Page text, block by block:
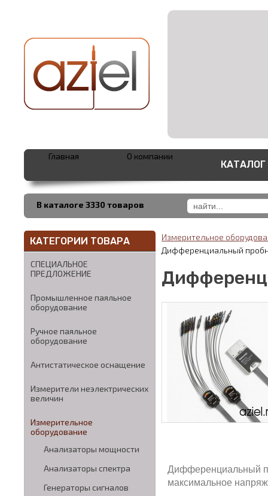
В каталоге 3330 товаров
Главная О компании
КАТАЛОГ
КАТЕГОРИИ ТОВАРА
СПЕЦИАЛЬНОЕ
ПРЕДЛОЖЕНИЕ
Промышленное паяльное
оборудование
Ручное паяльное
оборудование
Антистатическое оснащение
Измерители неэлектрических
величин
Измерительное
оборудование
Анализаторы мощности
Анализаторы спектра
Генераторы сигналов
Измерительное
Дифференциальный
Дифференциальный
максимальное